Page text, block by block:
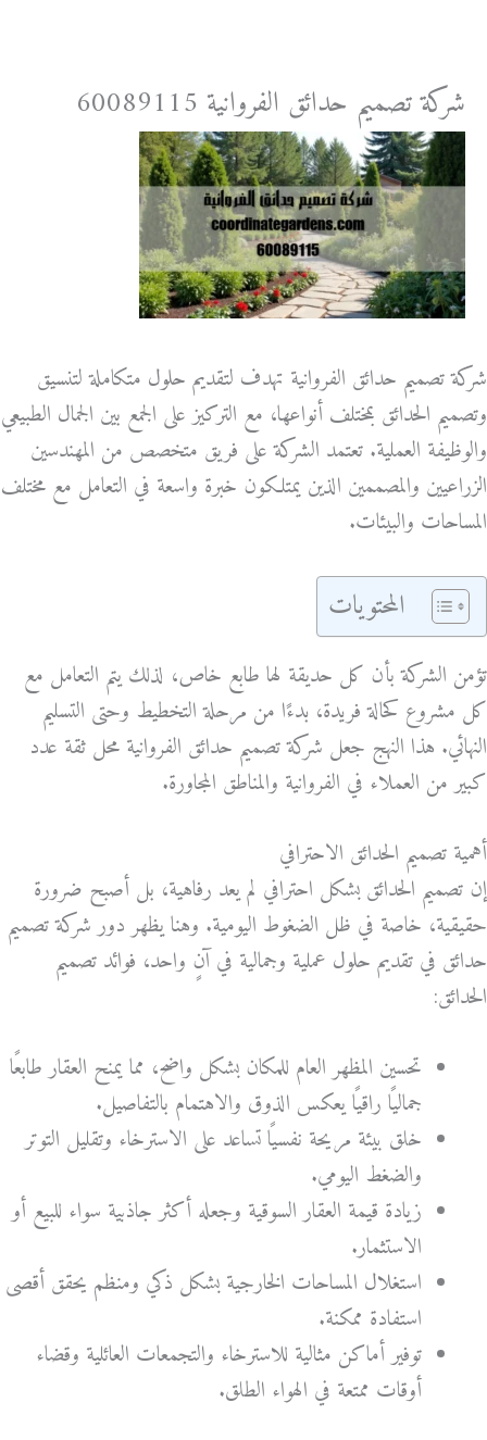
المحتوىشركة تصميم حدائق الفروانية 60089115
شركة تصميم حدائق الفروانية تهدف لتقديم حلول متكاملة لتنسيق
وتصميم الحدائق بمختلف أنواعها، مع التركيز على الجمع بين الجمال الطبيعي
والوظيفة العملية. تعتمد الشركة على فريق متخصص من المهندسين
الزراعيين والمصممين الذين يمتلكون خبرة واسعة في التعامل مع مختلف
المساحات والبيئات.
المحتويات
تؤمن الشركة بأن كل حديقة لها طابع خاص، لذلك يتم التعامل مع
كل مشروع كحالة فريدة، بدءًا من مرحلة التخطيط وحتى التسليم
النهائي. هذا النهج جعل شركة تصميم حدائق الفروانية محل ثقة عدد
كبير من العملاء في الفروانية والمناطق المجاورة.
أهمية تصميم الحدائق الاحترافي
إن تصميم الحدائق بشكل احترافي لم يعد رفاهية، بل أصبح ضرورة
حقيقية، خاصة في ظل الضغوط اليومية. وهنا يظهر دور شركة تصميم
حدائق في تقديم حلول عملية وجمالية في آنٍ واحد، فوائد تصميم
الحدائق:
تحسين المظهر العام للمكان بشكل واضح، مما يمنح العقار طابعًا
جماليًا راقيًا يعكس الذوق والاهتمام بالتفاصيل.
خلق بيئة مريحة نفسيًا تساعد على الاسترخاء وتقليل التوتر
والضغط اليومي.
زيادة قيمة العقار السوقية وجعله أكثر جاذبية سواء للبيع أو
الاستثمار.
استغلال المساحات الخارجية بشكل ذكي ومنظم يحقق أقصى
استفادة ممكنة.
توفير أماكن مثالية للاسترخاء والتجمعات العائلية وقضاء
أوقات ممتعة في الهواء الطلق.